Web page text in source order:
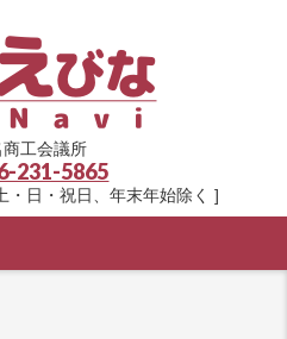
工会議所
231-5865
・日・祝日、年末年始除く ]